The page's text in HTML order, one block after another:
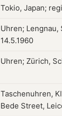
Tokio, Japan;
Uhren;
14.5.1960
Uhren; Zürich,
Taschenuhren,
Bede Street,